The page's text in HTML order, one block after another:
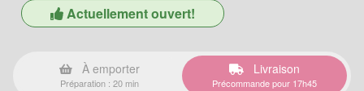
Actuellement ouvert!
À emporter
Préparation : 20 min
Livraison
Précommande pour 17h45